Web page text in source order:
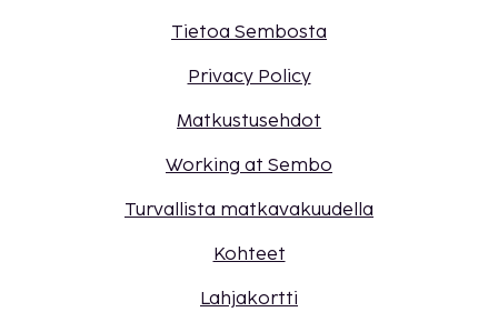
Tietoa Sembosta
Privacy Policy
Matkustusehdot
Working at Sembo
Turvallista matkavakuudella
Kohteet
Lahjakortti